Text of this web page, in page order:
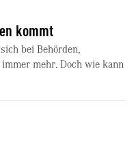
kommt
bei Behörden,
mehr. Doch wie kann